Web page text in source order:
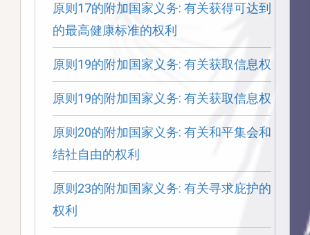
原则17的附加国家义务: 有关获得可达到
的最高健康标准的权利
原则19的附加国家义务: 有关获取信息权
原则19的附加国家义务: 有关获取信息权
原则20的附加国家义务: 有关和平集会和
结社自由的权利
原则23的附加国家义务: 有关寻求庇护的
权利